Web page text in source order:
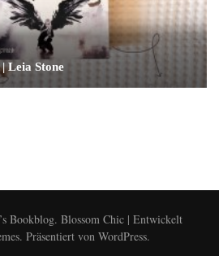
Leia Stone
Bookblog. Blossom Chic | Entwickelt
. Präsentiert von WordPress.